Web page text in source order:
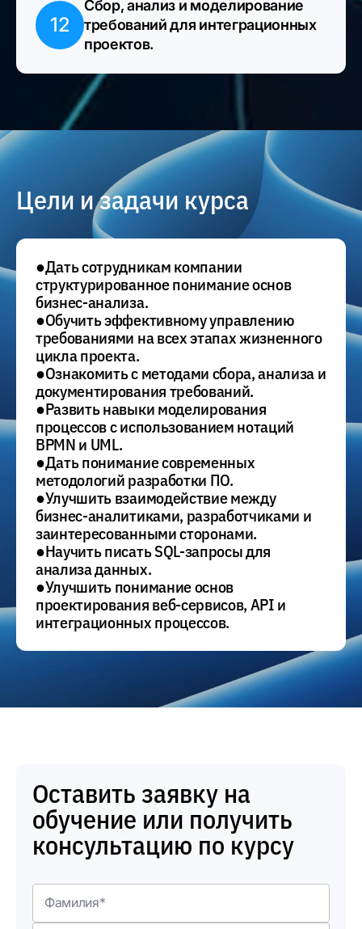
12
Сбор, анализ и моделирование
требований для интеграционных
проектов.
Цели и задачи курса
●Дать сотрудникам компании
структурированное понимание основ
бизнес-анализа.
●Обучить эффективному управлению
требованиями на всех этапах жизненного
цикла проекта.
●Ознакомить с методами сбора, анализа и
документирования требований.
●Развить навыки моделирования
процессов с использованием нотаций
BPMN и UML.
●Дать понимание современных
методологий разработки ПО.
●Улучшить взаимодействие между
бизнес-аналитиками, разработчиками и
заинтересованными сторонами.
●Научить писать SQL-запросы для
анализа данных.
●Улучшить понимание основ
проектирования веб-сервисов, API и
интеграционных процессов.
Оставить заявку на
обучение или получить
консультацию по курсу